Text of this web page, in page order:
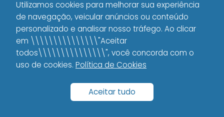
O que é Google FRED e para que
serve?
O que é Frota de Backlinks e para
que serve?
e para que serve?
Utilizamos cookies para melhorar sua experiência
de navegação, veicular anúncios ou conteúdo
personalizado e analisar nosso tráfego. Ao clicar
em \\\\\\\\\\\\\\\"Aceitar
todos\\\\\\\\\\\\\\\", você concorda com o
uso de cookies. Política de Cookies
Aceitar tudo